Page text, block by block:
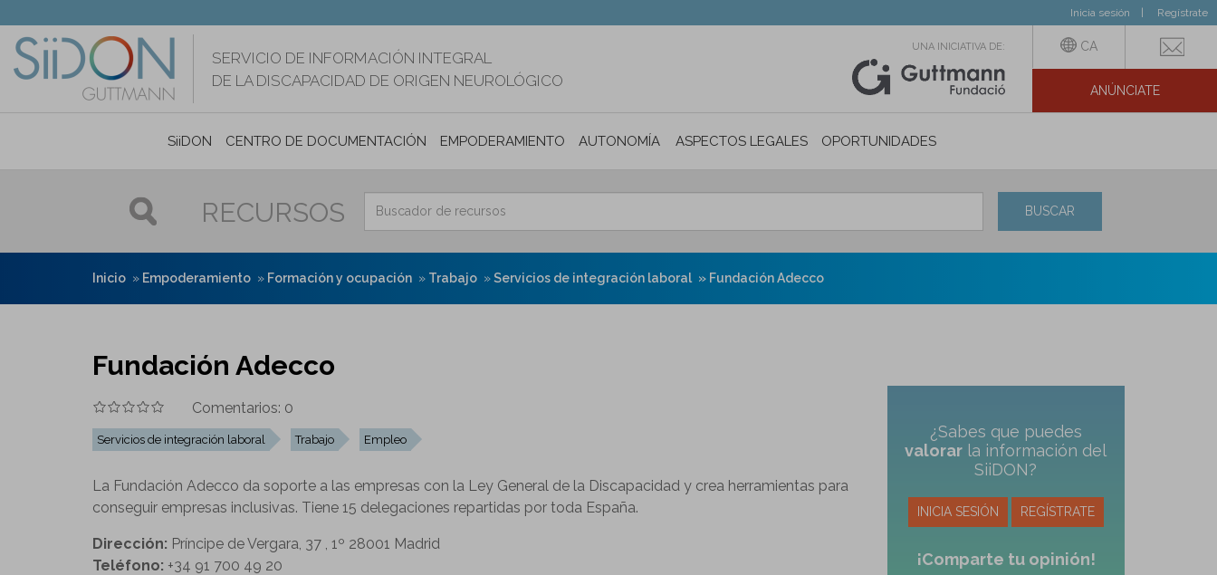
contenido
principal
Inicia sesión Regístrate
SERVICIO DE INFORMACIÓN INTEGRAL
DE LA DISCAPACIDAD DE ORIGEN NEUROLÓGICO
UNA INICIATIVA DE: CA
ANÚNCIATE
SiiDON CENTRO DE DOCUMENTACIÓN EMPODERAMIENTO AUTONOMÍA PERSONAL E INCLUSIÓN SOCIAL
ASPECTOS LEGALES OPORTUNIDADES
RECURSOS BUSCAR
Inicio Empoderamiento Formación y ocupación Trabajo Servicios de integración laboral Fundación Adecco
Fundación Adecco
Comentarios: 0
Servicios de integración laboral Trabajo Empleo
La Fundación Adecco da soporte a las empresas con la Ley General de la Discapacidad y crea herramientas para
conseguir empresas inclusivas. Tiene 15 delegaciones repartidas por toda España.
Dirección: Príncipe de Vergara, 37 , 1º 28001 Madrid
Teléfono: +34 91 700 49 20
¿Sabes que puedes
valorar la información del
SiiDON?
INICIA SESIÓN REGÍSTRATE
¡Comparte tu opinión!